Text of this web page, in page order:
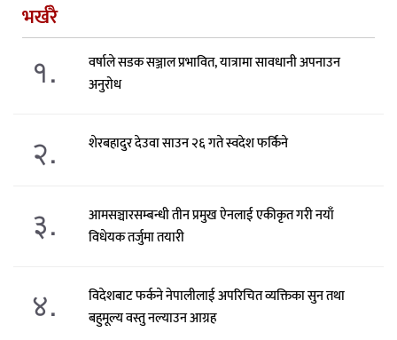
भर्खरै
१.
वर्षाले सडक सञ्जाल प्रभावित, यात्रामा सावधानी अपनाउन
अनुरोध
२. शेरबहादुर देउवा साउन २६ गते स्वदेश फर्किने
३.
आमसञ्चारसम्बन्धी तीन प्रमुख ऐनलाई एकीकृत गरी नयाँ
विधेयक तर्जुमा तयारी
४.
विदेशबाट फर्कने नेपालीलाई अपरिचित व्यक्तिका सुन तथा
बहुमूल्य वस्तु नल्याउन आग्रह